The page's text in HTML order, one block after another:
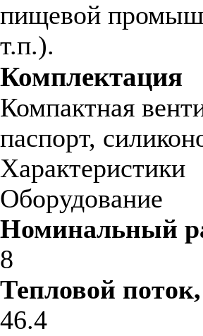
пищевой
т.п.).
Комплектация
Компактная
паспорт,
Характеристики
Оборудование
Номинальный
8
Тепловой
46.4